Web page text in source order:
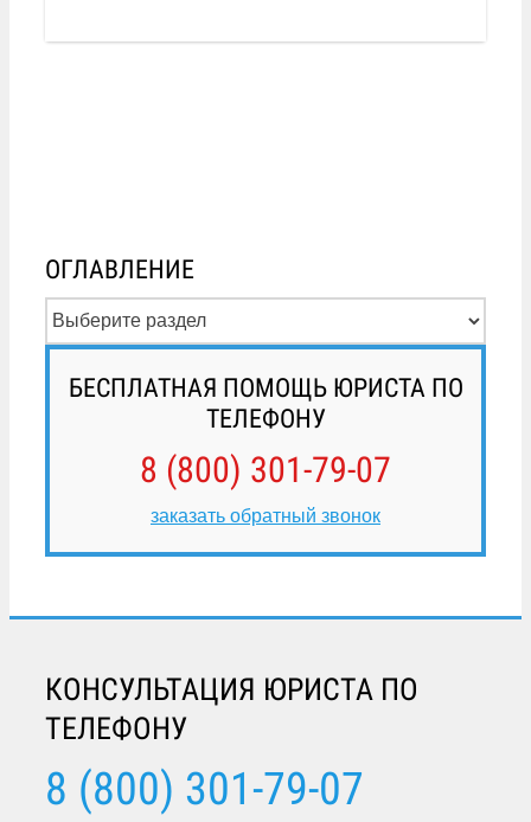
ОГЛАВЛЕНИЕ
БЕСПЛАТНАЯ ПОМОЩЬ ЮРИСТА ПО
ТЕЛЕФОНУ
8 (800) 301-79-07
заказать обратный звонок
КОНСУЛЬТАЦИЯ ЮРИСТА ПО
ТЕЛЕФОНУ
8 (800) 301-79-07